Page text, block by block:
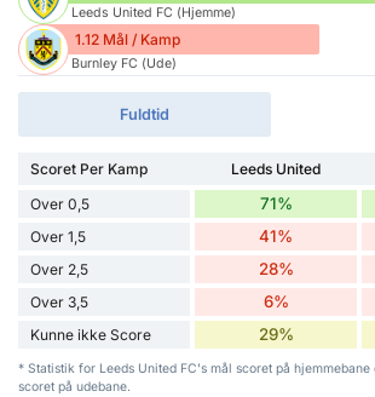
Leeds United FC (Hjemme)
1.12 Mål / Kamp
Burnley FC (Ude)
Fuldtid
Scoret Per Kamp Leeds United
Over 0,5
71%
Over 1,5 41%
Over 2,5 28%
Over 3,5 6%
Kunne ikke Score 29%
* Statistik for Leeds United FC's mål scoret på hjemmebane
scoret på udebane.